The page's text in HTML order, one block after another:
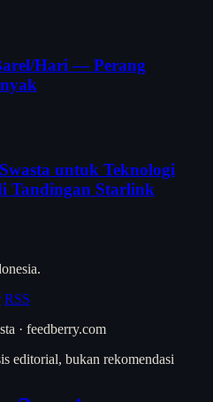
Hari — Perang
untuk Teknologi
Tandingan Starlink
RSS
· feedberry.com
editorial, bukan rekomendasi